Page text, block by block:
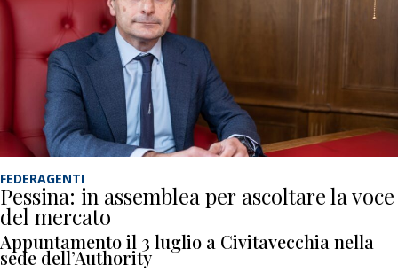
FEDERAGENTI
Pessina: in assemblea per ascoltare la voce
del mercato
Appuntamento il 3 luglio a Civitavecchia nella
sede dell’Authority